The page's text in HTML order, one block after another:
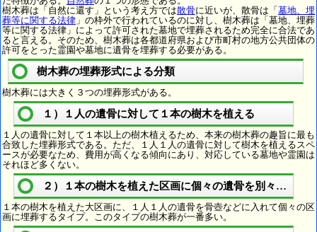
樹木葬は「自然に還す」という考え方では散骨に近いが、散骨は「 墓地、埋
葬等に関する法律 」の枠外で行われているのに対し、樹木葬は「墓地、埋葬
等に関する法律」によって許可された墓地で埋葬されるため完全に合法であ
ると言える。そのため、樹木葬は各都道府県および市町村の地方公共団体の
許可をとった霊園や墓地に遺骨を埋葬する必要がある。
樹木葬の埋葬形式による分類
樹木葬には大きく３つの埋葬形式がある。
１）１人の遺骨に対して１本の樹木を植える
１人の遺骨に対して１本以上の樹木植えるため、本来の樹木葬の趣旨に最も
合致した埋葬形式である。ただ、１人１人の遺骨に対して樹木を植えるスペ
ースが必要なため、費用が高くなる傾向にあり、対応している墓地や霊園は
それほど多くない。
２）１本の樹木を植えた区画に個々の遺骨を別々に埋葬
１本の樹木を植えた大区画に、１人１人の遺骨を骨壺などに入れて個々の区
画に埋葬するタイプ。このタイプの樹木葬が一番多い。